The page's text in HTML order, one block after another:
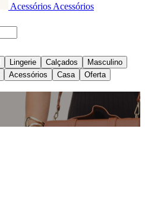
Acessórios Acessórios
Lingerie Calçados
Masculino
Acessórios Casa Oferta